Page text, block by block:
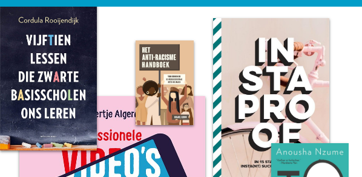
Personen
Trefwoorden